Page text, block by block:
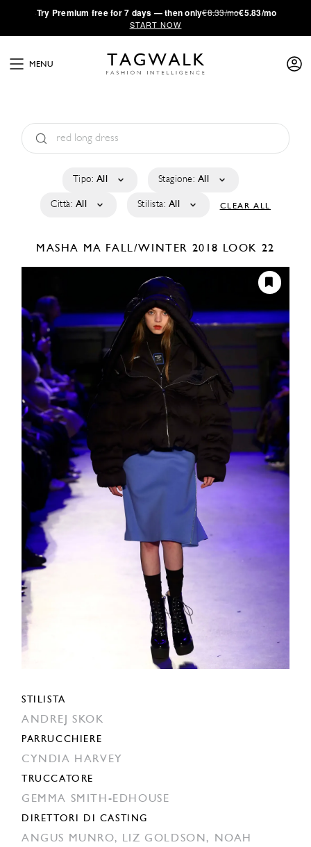
·Try Premium free for 7 days — then only€8.33/mo€5.83/mo
START NOW
MENU
Tipo: All Stagione: All
Città: All Stilista: All CLEAR ALL
MASHA MA FALL/WINTER 2018 LOOK 22
STILISTA
ANDREJ SKOK
PARRUCCHIERE
CYNDIA HARVEY
TRUCCATORE
GEMMA SMITH-EDHOUSE
DIRETTORI DI CASTING
ANGUS MUNRO, LIZ GOLDSON,
NOAH